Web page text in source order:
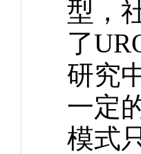
型，
了
研究
一定
模式